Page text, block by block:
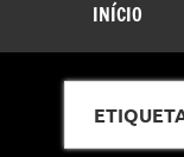
INÍCIO